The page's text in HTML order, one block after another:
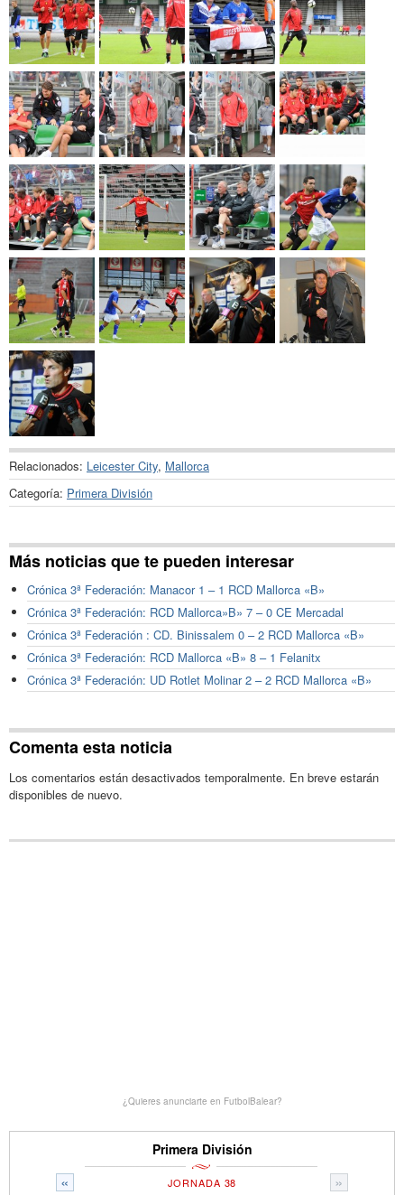
Relacionados: Leicester City, Mallorca
Categoría: Primera División
Más noticias que te pueden interesar
Crónica 3ª Federación: Manacor 1 – 1 RCD Mallorca «B»
Crónica 3ª Federación: RCD Mallorca»B» 7 – 0 CE Mercadal
Crónica 3ª Federación : CD. Binissalem 0 – 2 RCD Mallorca «B»
Crónica 3ª Federación: RCD Mallorca «B» 8 – 1 Felanitx
Crónica 3ª Federación: UD Rotlet Molinar 2 – 2 RCD Mallorca «B»
Comenta esta noticia
Los comentarios están desactivados temporalmente. En breve estarán
disponibles de nuevo.
¿Quieres anunciarte en FutbolBalear?
Primera División
« »
JORNADA 38